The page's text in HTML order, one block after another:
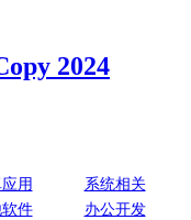
2024
用
系统相关
件
办公开发